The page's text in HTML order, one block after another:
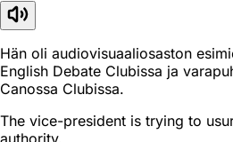
Hän oli audiovisuaaliosaston
English Debate Clubissa ja
Canossa Clubissa.
The vice-president is trying to